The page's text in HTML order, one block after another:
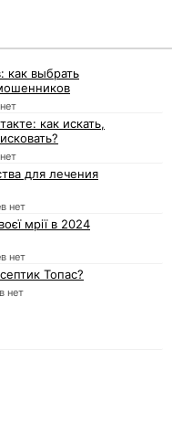
как выбрать
как искать,
для лечения
нет
мрії в 2024
нет
Топас?
нет